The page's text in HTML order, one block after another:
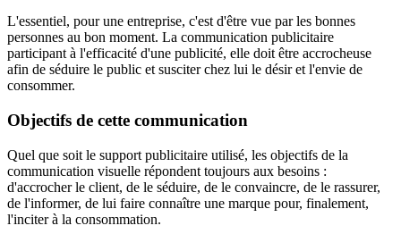
L'essentiel, pour une entreprise, c'est d'être vue par les bonnes
personnes au bon moment. La communication publicitaire
participant à l'efficacité d'une publicité, elle doit être accrocheuse
afin de séduire le public et susciter chez lui le désir et l'envie de
consommer.
Objectifs de cette communication
Quel que soit le support publicitaire utilisé, les objectifs de la
communication visuelle répondent toujours aux besoins :
d'accrocher le client, de le séduire, de le convaincre, de le rassurer,
de l'informer, de lui faire connaître une marque pour, finalement,
l'inciter à la consommation.